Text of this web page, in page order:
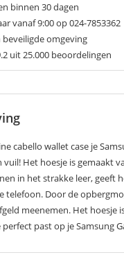
binnen 30 dagen
vanaf 9:00 op 024-7853362
omgeving
uit 25.000 beoordelingen
cabello wallet case je
Het hoesje is gemaakt
in het strakke leer, geeft
telefoon. Door de
meenemen. Het hoesje
past op je Samsung